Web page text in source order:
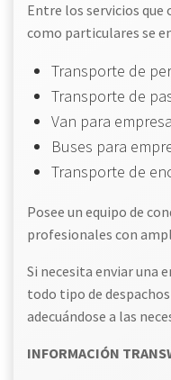
Entre los servicios
como particulares se
Transporte de
Transporte de
Van para
Buses para
Transporte de
Posee un equipo de
profesionales con
Si necesita enviar una
todo tipo de
adecuándose a las
INFORMACIÓN